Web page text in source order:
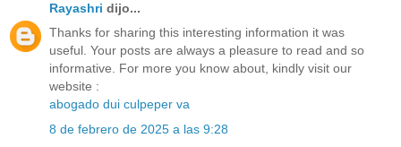
Rayashri dijo...
Thanks for sharing this interesting information it was
useful. Your posts are always a pleasure to read and so
informative. For more you know about, kindly visit our
website :
abogado dui culpeper va
8 de febrero de 2025 a las 9:28